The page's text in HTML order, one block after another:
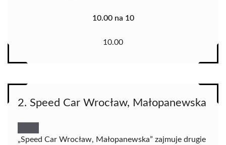
10.00 na 10
10.00
2. Speed Car Wrocław, Małopanewska
„Speed Car Wrocław, Małopanewska” zajmuje drugie